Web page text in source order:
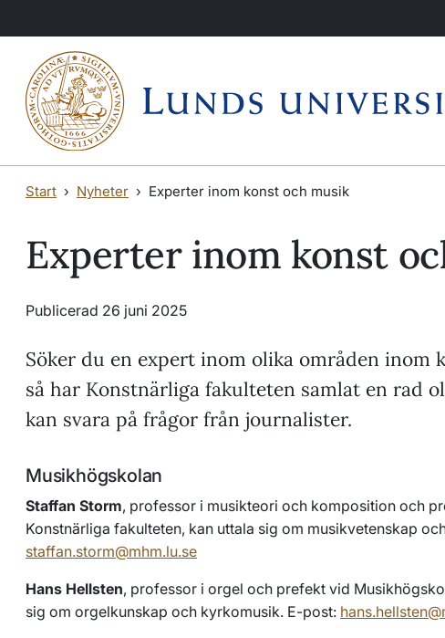
Start Nyheter Experter inom konst och musik
Experter inom konst
Publicerad 26 juni 2025
Söker du en expert inom olika områden inom
så har Konstnärliga fakulteten samlat en rad
kan svara på frågor från journalister.
Musikhögskolan
Staffan Storm, professor i musikteori och komposition och
Konstnärliga fakulteten, kan uttala sig om musikvetenskap
staffan.storm@mhm.lu.se
Hans Hellsten, professor i orgel och prefekt vid
sig om orgelkunskap och kyrkomusik. E-post: